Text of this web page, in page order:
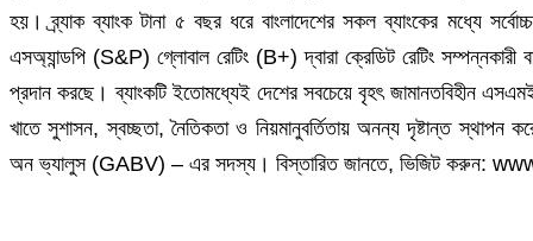
হয়। ব্র্যাক ব্যাংক টানা ৫ বছর ধরে বাংলাদেশের সকল ব্যাংকের মধ্যে
এসঅ্যান্ডপি (S&P) গ্লোবাল রেটিং (B+) দ্বারা ক্রেডিট রেটিং সম্পন্নকারী
প্রদান করছে। ব্যাংকটি ইতোমধ্যেই দেশের সবচেয়ে বৃহৎ জামানতবিহীন এসএমই
খাতে সুশাসন, স্বচ্ছতা, নৈতিকতা ও নিয়মানুবর্তিতায় অনন্য দৃষ্টান্ত স্থাপন
অন ভ্যালুস (GABV) – এর সদস্য। বিস্তারিত জানতে, ভিজিট করুন: